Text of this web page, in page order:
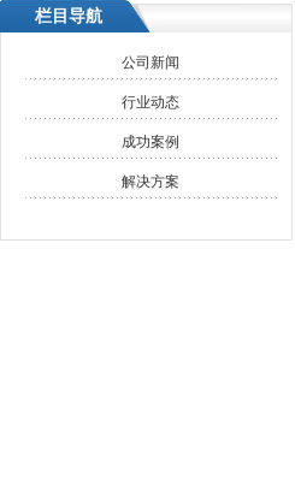
栏目导航
公司新闻
行业动态
成功案例
解决方案